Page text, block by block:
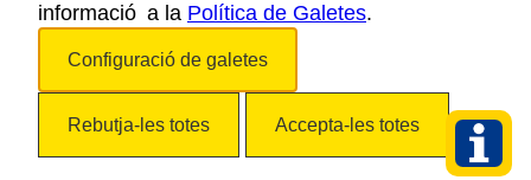
ACCESSIBILITAT
informació a la Política de Galetes.
Configuració de galetes
Rebutja-les totes Accepta-les totes